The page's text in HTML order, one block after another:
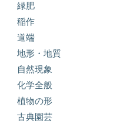
緑肥
稲作
道端
地形・地質
自然現象
化学全般
植物の形
古典園芸